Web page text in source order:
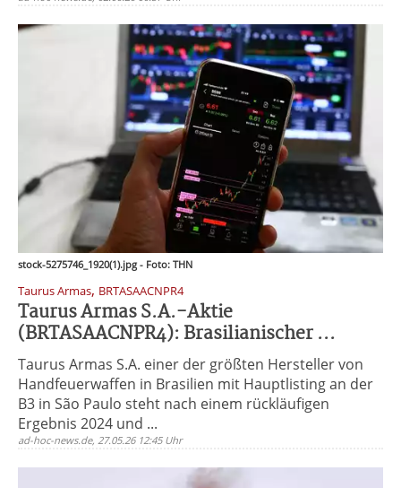
stock-5275746_1920(1).jpg - Foto: THN
Taurus Armas, BRTASAACNPR4
Taurus Armas S.A.-Aktie
(BRTASAACNPR4): Brasilianischer ...
Taurus Armas S.A. einer der größten Hersteller von
Handfeuerwaffen in Brasilien mit Hauptlisting an der
B3 in São Paulo steht nach einem rückläufigen
Ergebnis 2024 und ...
ad-hoc-news.de, 27.05.26 12:45 Uhr